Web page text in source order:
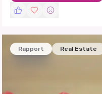
Rapport Real Estate